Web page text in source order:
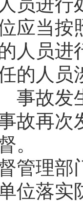
当按
人员进
人员
发生
故再
理部
位落